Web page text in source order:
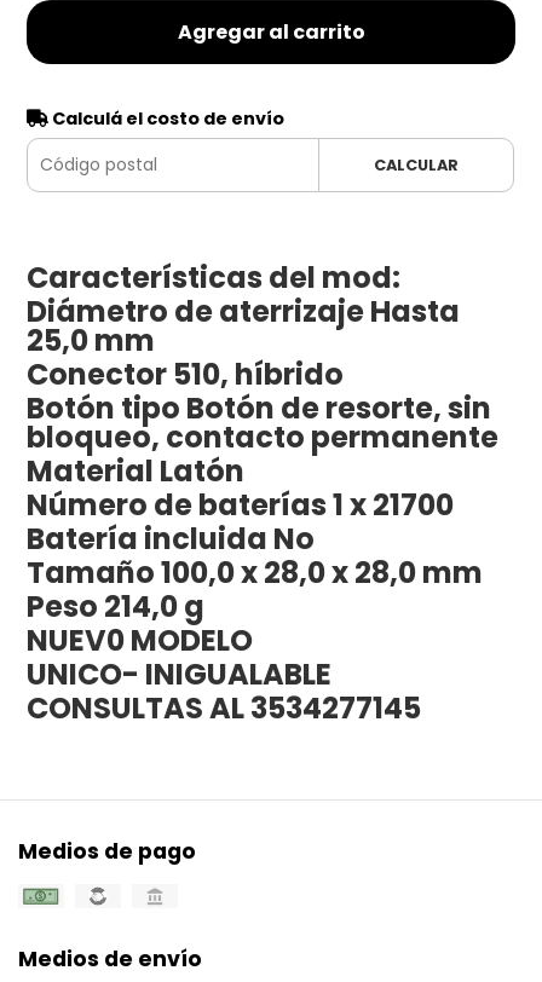
Agregar al carrito
Calculá el costo de envío
CALCULAR
Características del mod:
Diámetro de aterrizaje Hasta
25,0 mm
Conector 510, híbrido
Botón tipo Botón de resorte, sin
bloqueo, contacto permanente
Material Latón
Número de baterías 1 x 21700
Batería incluida No
Tamaño 100,0 x 28,0 x 28,0 mm
Peso 214,0 g
NUEV0 MODELO
UNICO- INIGUALABLE
CONSULTAS AL 3534277145
Medios de pago
Medios de envío